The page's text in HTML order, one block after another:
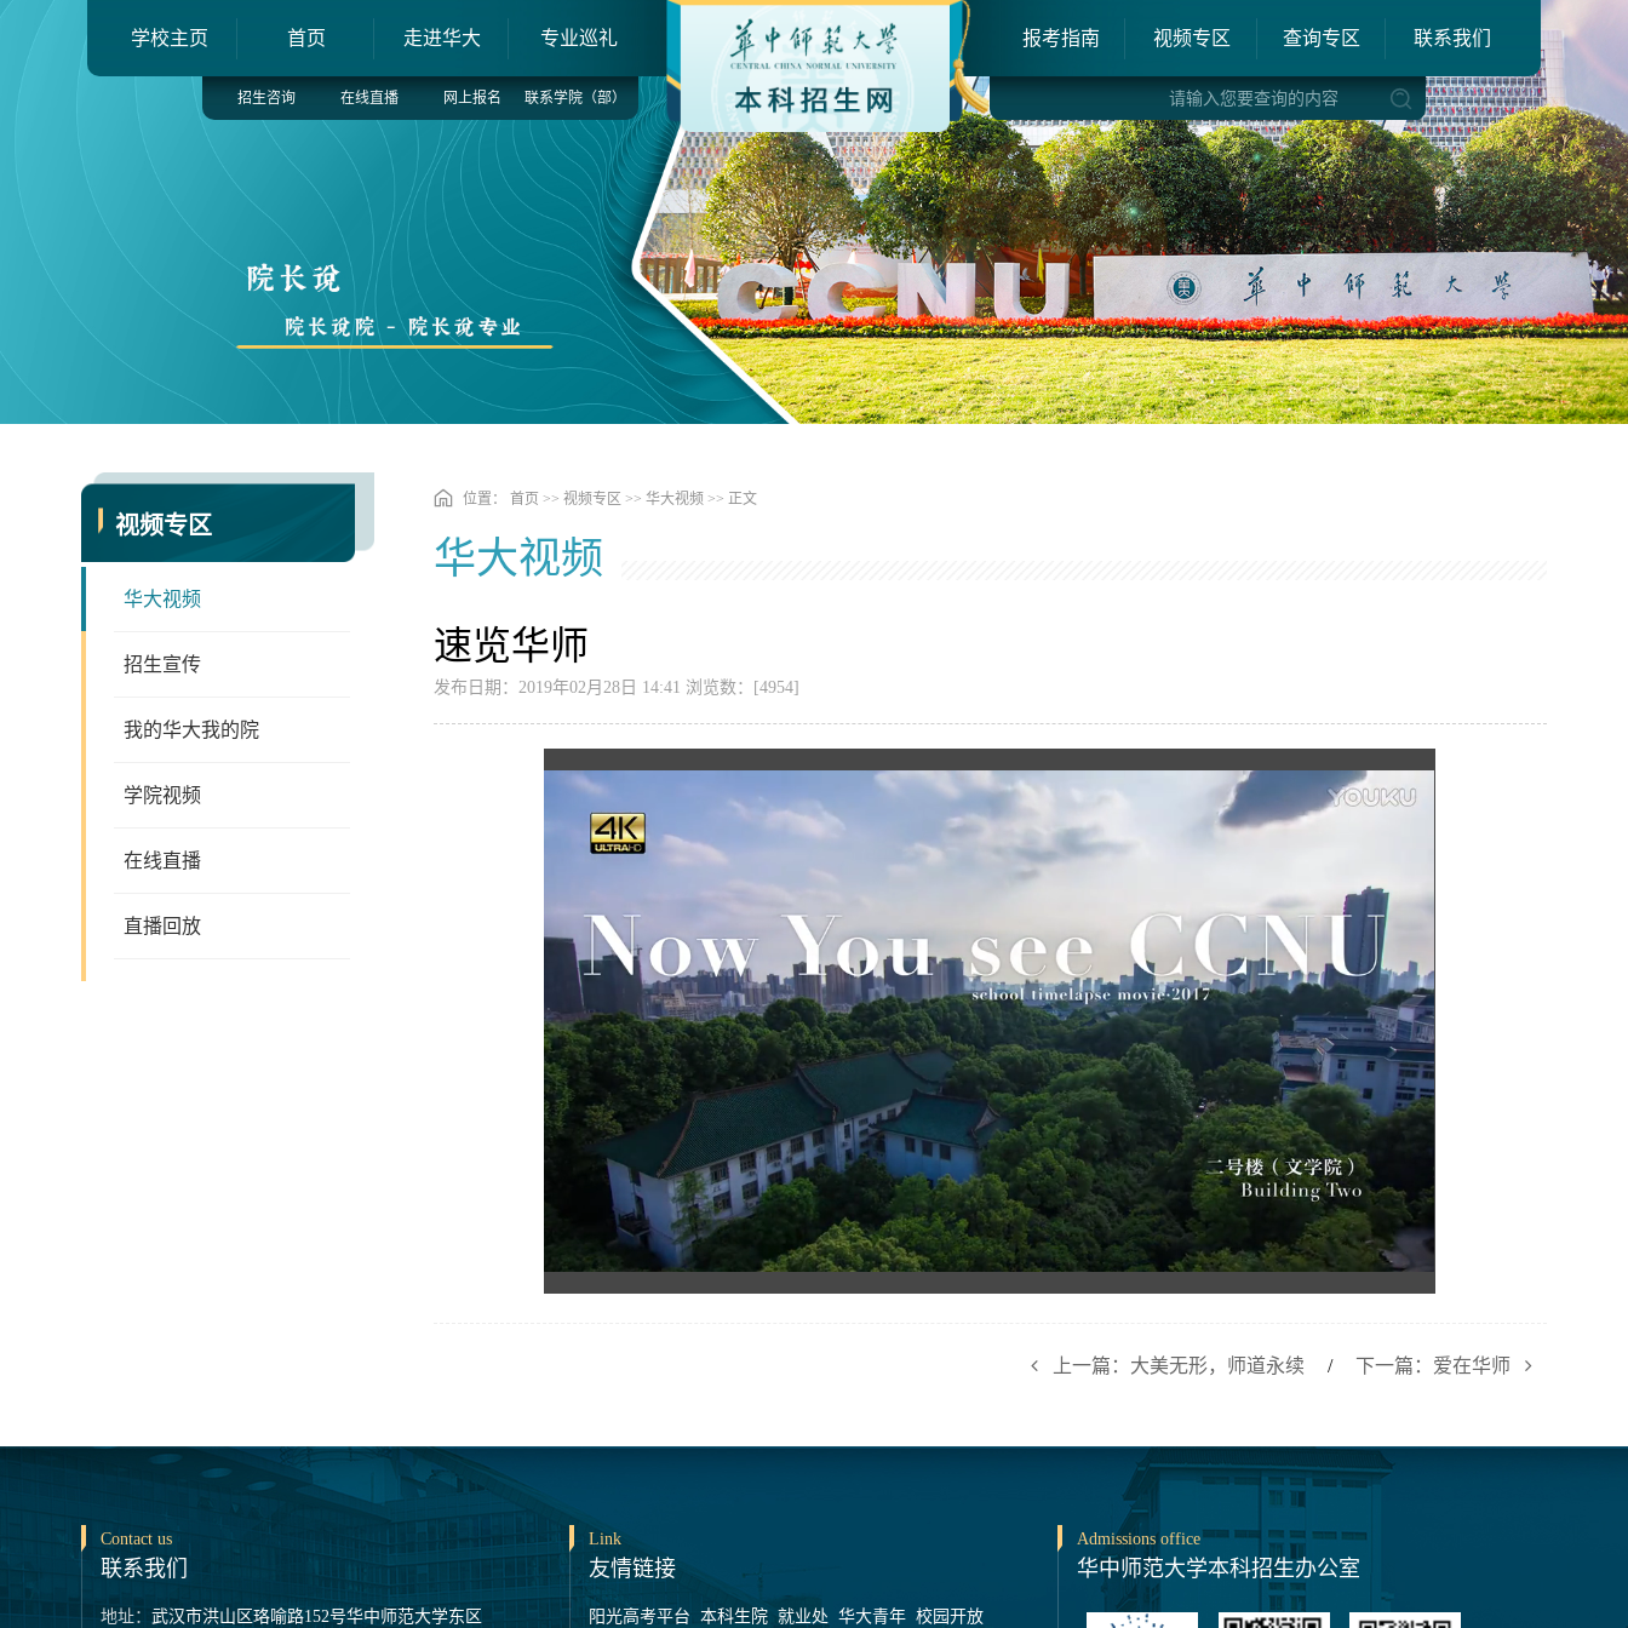
学校主页 首页 走进华大 专业巡礼 报考指南 视频专区 查询专区 联系我们
招生咨询 在线直播 网上报名 联系学院（部）
视频专区
华大视频
招生宣传
我的华大我的院
学院视频
在线直播
直播回放
位置： 首页 >> 视频专区 >> 华大视频 >> 正文
华大视频
速览华师
发布日期：2019年02月28日 14:41 浏览数：[4954]
上一篇：大美无形，师道永续 / 下一篇：爱在华师
Contact us
联系我们
地址：武汉市洪山区珞喻路152号华中师范大学东区
Link
友情链接
阳光高考平台 本科生院 就业处 华大青年 校园开放
Admissions office
华中师范大学本科招生办公室